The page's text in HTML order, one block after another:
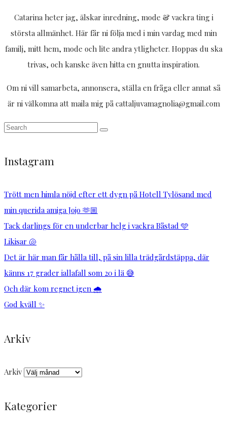
Catarina heter jag, älskar inredning, mode & vackra ting i
största allmänhet. Här får ni följa med i min vardag med min
familj, mitt hem, mode och lite andra ytligheter. Hoppas du ska
trivas, och kanske även hitta en gnutta inspiration.
Om ni vill samarbeta, annonsera, ställa en fråga eller annat så
är ni välkomna att maila mig på cattaljuvamagnolia@gmail.com
Instagram
Trött men himla nöjd efter ett dygn på Hotell Tylösand med
min querida amiga Jojo 🫶🏼
Tack darlings för en underbar helg i vackra Båstad 🩵
Likisar 🐚
Det är här man får hålla till, på sin lilla trädgårdstäppa, där
känns 17 grader iallafall som 20 i lä 😅
Och där kom regnet igen 🌧️
God kväll ✨
Arkiv
Arkiv
Kategorier